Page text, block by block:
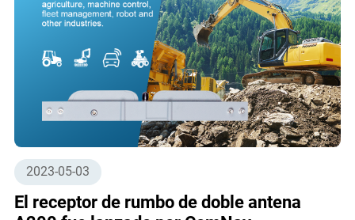
2023-05-03
El receptor de rumbo de doble antena